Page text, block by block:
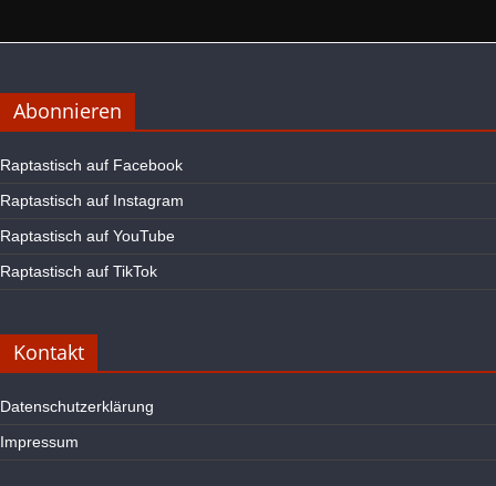
Abonnieren
Raptastisch auf Facebook
Raptastisch auf Instagram
Raptastisch auf YouTube
Raptastisch auf TikTok
Kontakt
Datenschutzerklärung
Impressum